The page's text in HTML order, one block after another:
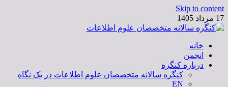
Skip to content
17 مرداد 1405
کنگره سالانه متخصصان علوم اطلاعات
خانه
انجمن
درباره کنگره
کنگره سالانه متخصصان علوم اطلاعات در یک نگاه
EN